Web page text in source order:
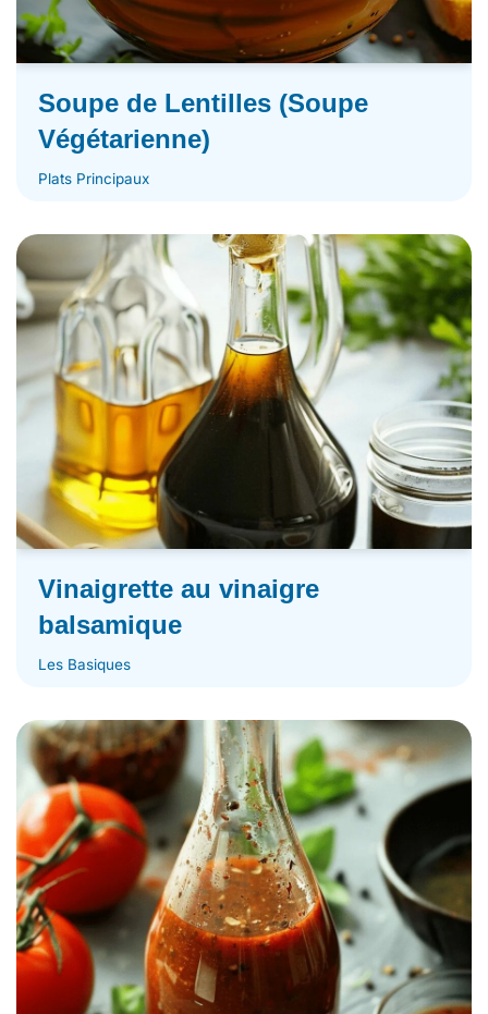
Soupe de Lentilles (Soupe
Végétarienne)
Plats Principaux
Vinaigrette au vinaigre
balsamique
Les Basiques